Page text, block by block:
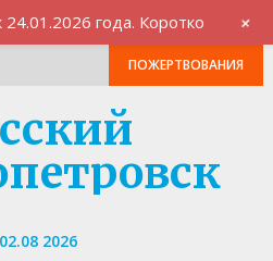
ПОЖЕРТВОВАНИЯ
2026
года. Коротко +